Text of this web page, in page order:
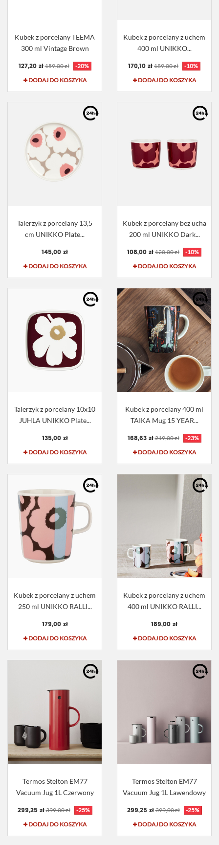
Kubek z porcelany TEEMA
300 ml Vintage Brown
127,20 zł 159,00 zł
-20%
DODAJ DO KOSZYKA
Kubek z porcelany z uchem
400 ml UNIKKO...
170,10 zł 189,00 zł
-10%
DODAJ DO KOSZYKA
Talerzyk z porcelany 13,5
cm UNIKKO Plate...
145,00 zł
DODAJ DO KOSZYKA
Kubek z porcelany bez ucha
200 ml UNIKKO Dark...
108,00 zł 120,00 zł
-10%
DODAJ DO KOSZYKA
Talerzyk z porcelany 10x10
JUHLA UNIKKO Plate...
135,00 zł
DODAJ DO KOSZYKA
Kubek z porcelany 400 ml
TAIKA Mug 15 YEAR...
168,63 zł 219,00 zł
-23%
DODAJ DO KOSZYKA
Kubek z porcelany z uchem
250 ml UNIKKO RALLI...
179,00 zł
DODAJ DO KOSZYKA
Kubek z porcelany z uchem
400 ml UNIKKO RALLI...
189,00 zł
DODAJ DO KOSZYKA
Termos Stelton EM77
Vacuum Jug 1L Czerwony
299,25 zł 399,00 zł
-25%
DODAJ DO KOSZYKA
Termos Stelton EM77
Vacuum Jug 1L Lawendowy
299,25 zł 399,00 zł
-25%
DODAJ DO KOSZYKA